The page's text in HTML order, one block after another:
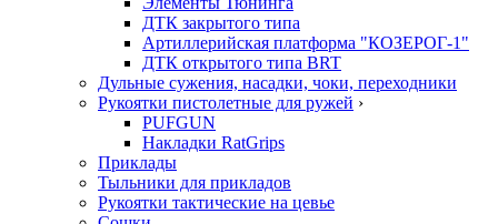
ДТК закрытого типа
Артиллерийская платформа "КОЗЕРОГ-1"
ДТК открытого типа BRT
Дульные сужения, насадки, чоки, переходники
Рукоятки пистолетные для ружей ›
PUFGUN
Накладки RatGrips
Приклады
Тыльники для прикладов
Рукоятки тактические на цевье